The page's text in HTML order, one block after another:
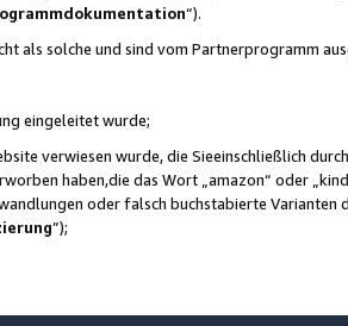
“).
als solche und sind vom Partnerprogramm
eingeleitet wurde;
verwiesen wurde, die Sieeinschließlich
haben,die das Wort „amazon“ oder
oder falsch buchstabierte Varianten
”);